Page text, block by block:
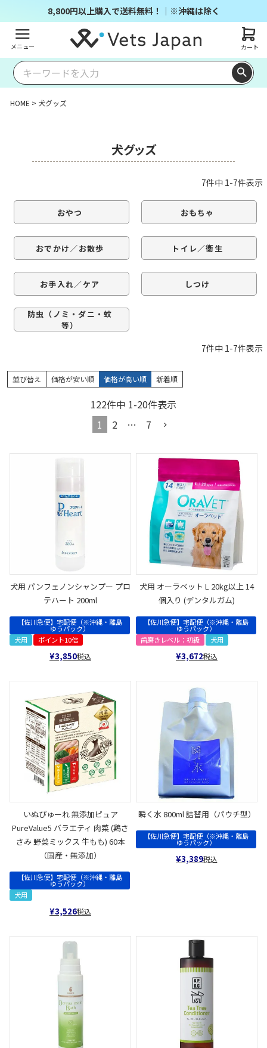
8,800円以上購入で送料無料！｜※沖縄は除く
メニュー カート
HOME 犬グッズ
犬グッズ
7件中 1-7件表示
おやつ おもちゃ
おでかけ／お散歩 トイレ／衛生
お手入れ／ケア しつけ
防虫（ノミ・ダニ・蚊
等）
7件中 1-7件表示
並び替え 価格が安い順 価格が高い順 新着順
122件中 1-20件表示
1
2 … 7
犬用 パンフェノンシャンプー プロ
テハート 200ml
【佐川急便】宅配便（※沖縄・離島
ゆうパック）
犬用
ポイント10倍
¥3,850税込
犬用 オーラベット L 20kg以上 14
個入り (デンタルガム)
【佐川急便】宅配便（※沖縄・離島
ゆうパック）
歯磨きレベル：初級
犬用
¥3,672税込
いぬぴゅーれ 無添加ピュア
PureValue5 バラエティ 肉菜 (鶏さ
さみ 野菜ミックス 牛もも) 60本
（国産・無添加）
【佐川急便】宅配便（※沖縄・離島
ゆうパック）
犬用
¥3,526税込
瞬く水 800ml 詰替用（パウチ型）
【佐川急便】宅配便（※沖縄・離島
ゆうパック）
¥3,389税込